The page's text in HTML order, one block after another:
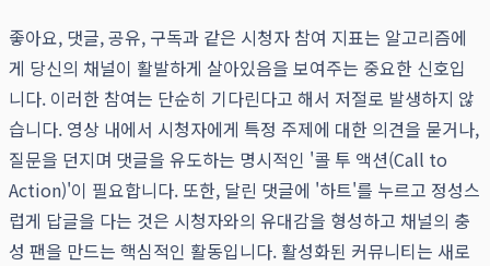
좋아요, 댓글, 공유, 구독과 같은 시청자 참여 지표는 알고리즘에
게 당신의 채널이 활발하게 살아있음을 보여주는 중요한 신호입
니다. 이러한 참여는 단순히 기다린다고 해서 저절로 발생하지 않
습니다. 영상 내에서 시청자에게 특정 주제에 대한 의견을 묻거나,
질문을 던지며 댓글을 유도하는 명시적인 '콜 투 액션(Call to
Action)'이 필요합니다. 또한, 달린 댓글에 '하트'를 누르고 정성스
럽게 답글을 다는 것은 시청자와의 유대감을 형성하고 채널의 충
성 팬을 만드는 핵심적인 활동입니다. 활성화된 커뮤니티는 새로